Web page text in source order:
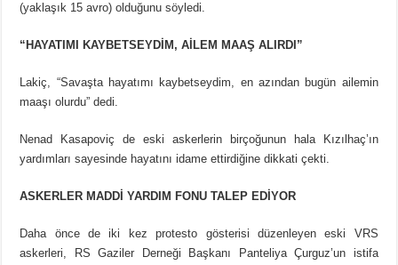
(yaklaşık 15 avro) olduğunu söyledi.
“HAYATIMI KAYBETSEYDİM, AİLEM MAAŞ ALIRDI”
Lakiç, “Savaşta hayatımı kaybetseydim, en azından bugün ailemin
maaşı olurdu” dedi.
Nenad Kasapoviç de eski askerlerin birçoğunun hala Kızılhaç’ın
yardımları sayesinde hayatını idame ettirdiğine dikkati çekti.
ASKERLER MADDİ YARDIM FONU TALEP EDİYOR
Daha önce de iki kez protesto gösterisi düzenleyen eski VRS
askerleri, RS Gaziler Derneği Başkanı Panteliya Çurguz’un istifa